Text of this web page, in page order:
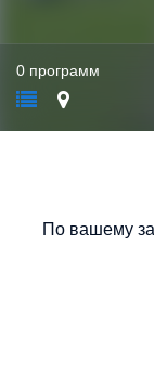
0 программ
По вашему